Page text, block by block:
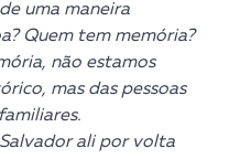
uma maneira
Quem tem memória?
não estamos
mas das pessoas
ali por volta